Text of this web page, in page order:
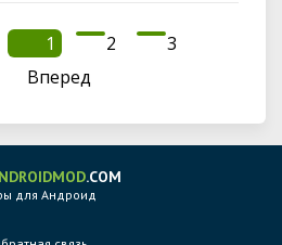
1 2
3
Вперед
.COM
для Андроид